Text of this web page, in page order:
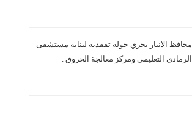
محافظ الانبار يجري جوله تفقدية لبناية مستشفى
الرمادي التعليمي ومركز معالجة الحروق .